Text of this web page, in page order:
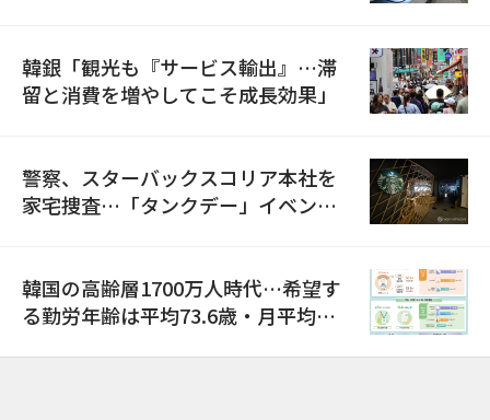
韓銀「観光も『サービス輸出』…滞
留と消費を増やしてこそ成長効果」
警察、スターバックスコリア本社を
家宅捜査…「タンクデー」イベント
韓国の高齢層1700万人時代…希望す
る勤労年齢は平均73.6歳・月平均賃